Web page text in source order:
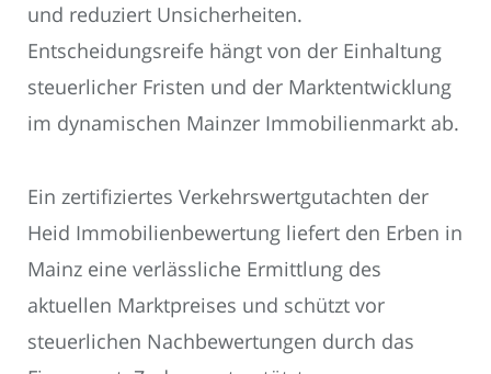
und reduziert Unsicherheiten.
Entscheidungsreife hängt von der Einhaltung
steuerlicher Fristen und der Marktentwicklung
im dynamischen Mainzer Immobilienmarkt ab.
Ein zertifiziertes Verkehrswertgutachten der
Heid Immobilienbewertung liefert den Erben in
Mainz eine verlässliche Ermittlung des
aktuellen Marktpreises und schützt vor
steuerlichen Nachbewertungen durch das